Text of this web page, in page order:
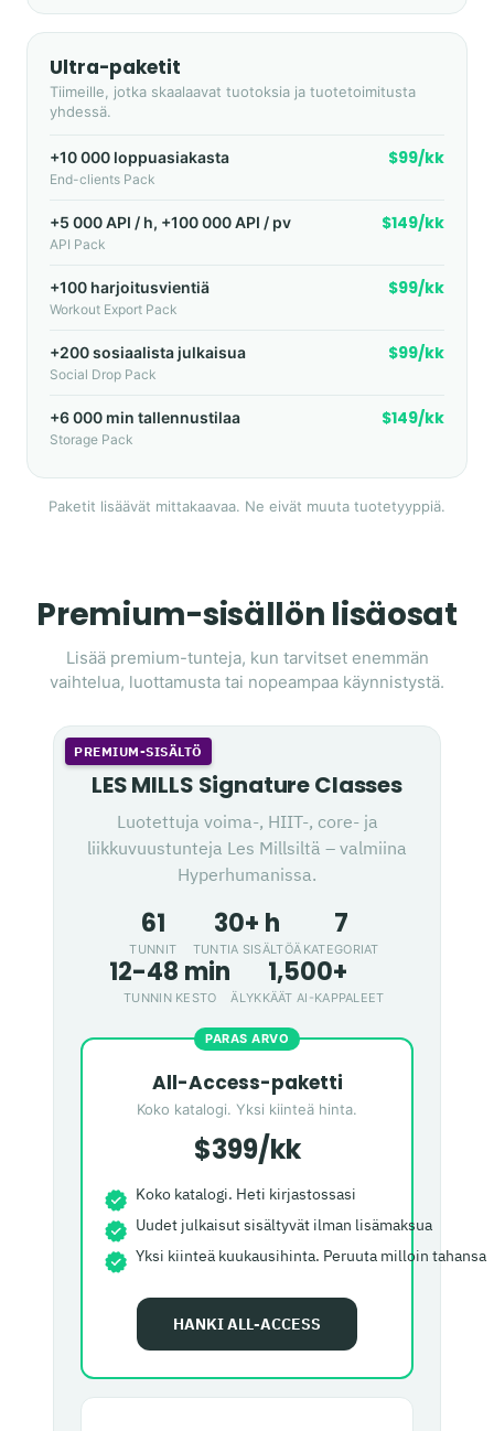
Ultra-paketit
Tiimeille, jotka skaalaavat tuotoksia ja tuotetoimitusta
yhdessä.
+10 000 loppuasiakasta $99/kk
End-clients Pack
+5 000 API / h, +100 000 API / pv $149/kk
API Pack
+100 harjoitusvientiä $99/kk
Workout Export Pack
+200 sosiaalista julkaisua $99/kk
Social Drop Pack
+6 000 min tallennustilaa $149/kk
Storage Pack
Paketit lisäävät mittakaavaa. Ne eivät muuta tuotetyyppiä.
Premium-sisällön lisäosat
Lisää premium-tunteja, kun tarvitset enemmän
vaihtelua, luottamusta tai nopeampaa käynnistystä.
PREMIUM-SISÄLTÖ
LES MILLS Signature Classes
Luotettuja voima-, HIIT-, core- ja
liikkuvuustunteja Les Millsiltä – valmiina
Hyperhumanissa.
61
TUNNIT
30+ h
TUNTIA SISÄLTÖÄ
7
KATEGORIAT
12-48 min
TUNNIN KESTO
1,500+
ÄLYKKÄÄT AI-KAPPALEET
PARAS ARVO
All-Access-paketti
Koko katalogi. Yksi kiinteä hinta.
$399/kk
Koko katalogi. Heti kirjastossasi
Uudet julkaisut sisältyvät ilman lisämaksua
Yksi kiinteä kuukausihinta. Peruuta milloin tahansa
HANKI ALL-ACCESS